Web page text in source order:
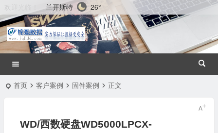
兰开斯特 26°
首页 客户案例 固件案例 正文
WD/西数硬盘WD5000LPCX-